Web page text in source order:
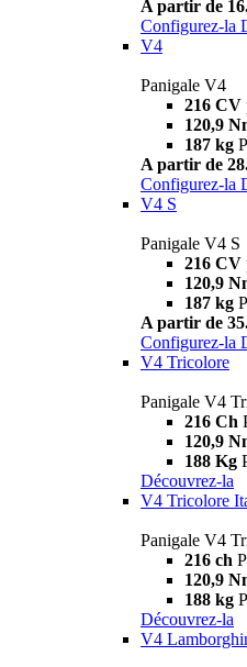
A partir de
Configurez-la
V4
Panigale V4
216 CV
120,9
187 kg
A partir de
Configurez-la
V4 S
Panigale V4 S
216 CV
120,9
187 kg
A partir de
Configurez-la
V4 Tricolore
Panigale V4
216 Ch
120,9
188 Kg
Découvrez-la
V4 Tricolore
Panigale V4
216 ch
120,9
188 kg
Découvrez-la
V4